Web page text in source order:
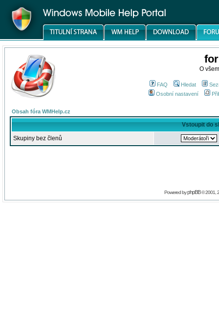
O
FAQ Hledat
Osobní nastavení
Obsah fóra WMHelp.cz
Vstoupit do
Skupiny bez členů
Powered byphpBB© 2001,